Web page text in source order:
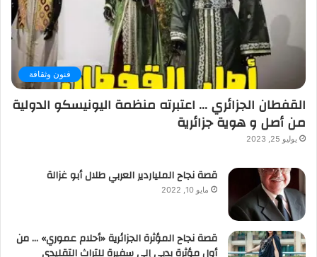
فنون وثقافة
القفطان الجزائري … اعتبرته منظمة اليونيسكو الدولية
من أصل و هوية جزائرية
يوليو 25, 2023
قصة نجاح الملياردير العربي طلال أبو غزالة
مايو 10, 2022
قصة نجاح المؤثرة الجزائرية «أحلام عموري» … من